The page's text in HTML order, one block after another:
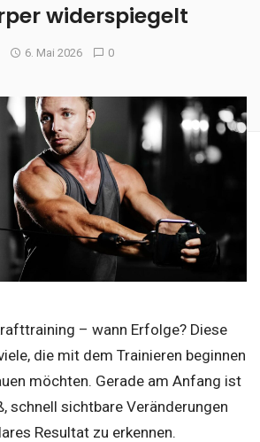
widerspiegelt
6. Mai 2026 0
– wann Erfolge? Diese
die mit dem Trainieren beginnen
möchten. Gerade am Anfang ist
schnell sichtbare Veränderungen
Resultat zu erkennen.